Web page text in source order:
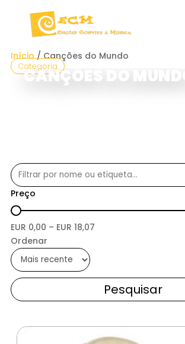
Início/ Canções do Mundo
Categoria
CANÇÕES DO MUNDO
Preço
EUR 0,00 – EUR 18,07
Ordenar
Pesquisar